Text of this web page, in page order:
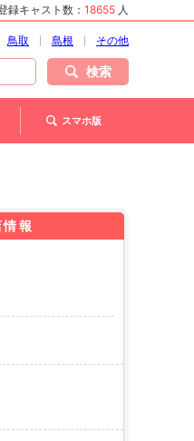
録キャスト数： 18655 人
鳥取 島根 その他
検索
スマホ版
報